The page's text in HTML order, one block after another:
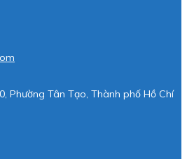
Phường Tân Tạo, Thành phố Hồ Chí